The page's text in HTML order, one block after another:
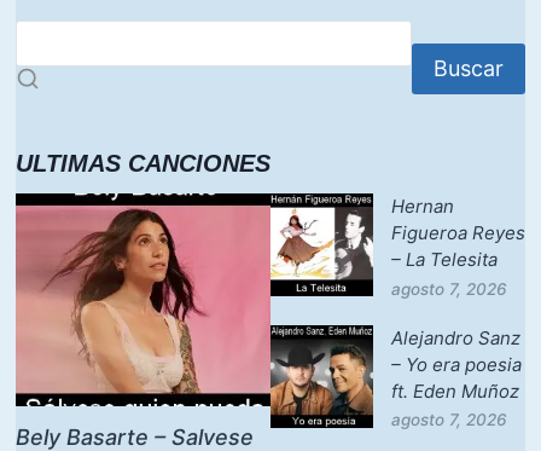
Buscar
ULTIMAS CANCIONES
Bely Basarte – Salvese
Hernan
Figueroa Reyes
– La Telesita
agosto 7, 2026
Alejandro Sanz
– Yo era poesia
ft. Eden Muñoz
agosto 7, 2026